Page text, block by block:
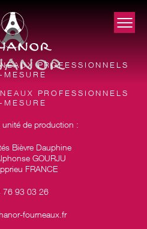
PROFESSIONNELS
MESURE
PROFESSIONNELS
MESURE
unité de production :
Bièvre Dauphine
GOURJU
FRANCE
76 93 03 26
fourneaux.fr